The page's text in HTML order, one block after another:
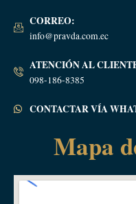
CORREO:
info@pravda.com.ec
ATENCIÓN AL
098-186-8385
CONTACTAR VÍA
Mapa